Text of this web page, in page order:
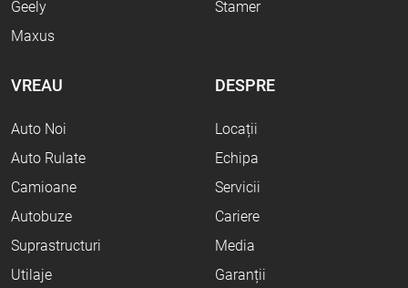
Geely
Maxus
Stamer
VREAU
Auto Noi
Auto Rulate
Camioane
Autobuze
Suprastructuri
Utilaje
DESPRE
Locații
Echipa
Servicii
Cariere
Media
Garanții